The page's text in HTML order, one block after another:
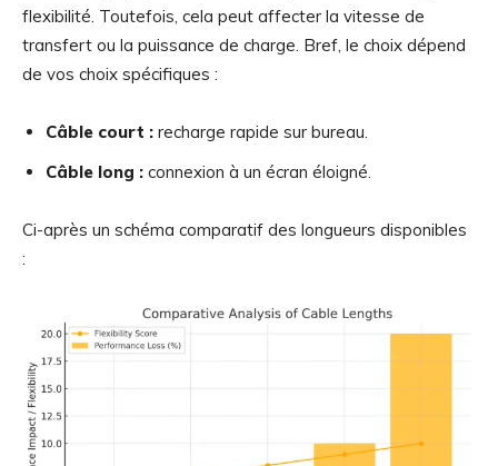
flexibilité. Toutefois, cela peut affecter la vitesse de
transfert ou la puissance de charge. Bref, le choix dépend
de vos choix spécifiques :
Câble court : recharge rapide sur bureau.
Câble long : connexion à un écran éloigné.
Ci-après un schéma comparatif des longueurs disponibles
: